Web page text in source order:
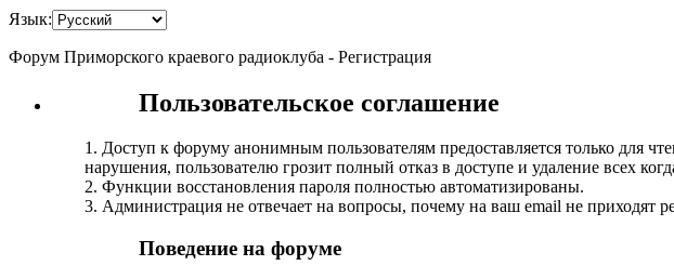
Язык:
Форум Приморского краевого радиоклуба - Регистрация
Пользовательское соглашение
1. Доступ к форуму анонимным пользователям предоставляется только
нарушения, пользователю грозит полный отказ в доступе и удаление всех
2. Функции восстановления пароля полностью автоматизированы.
3. Администрация не отвечает на вопросы, почему на ваш email не приходят
Поведение на форуме